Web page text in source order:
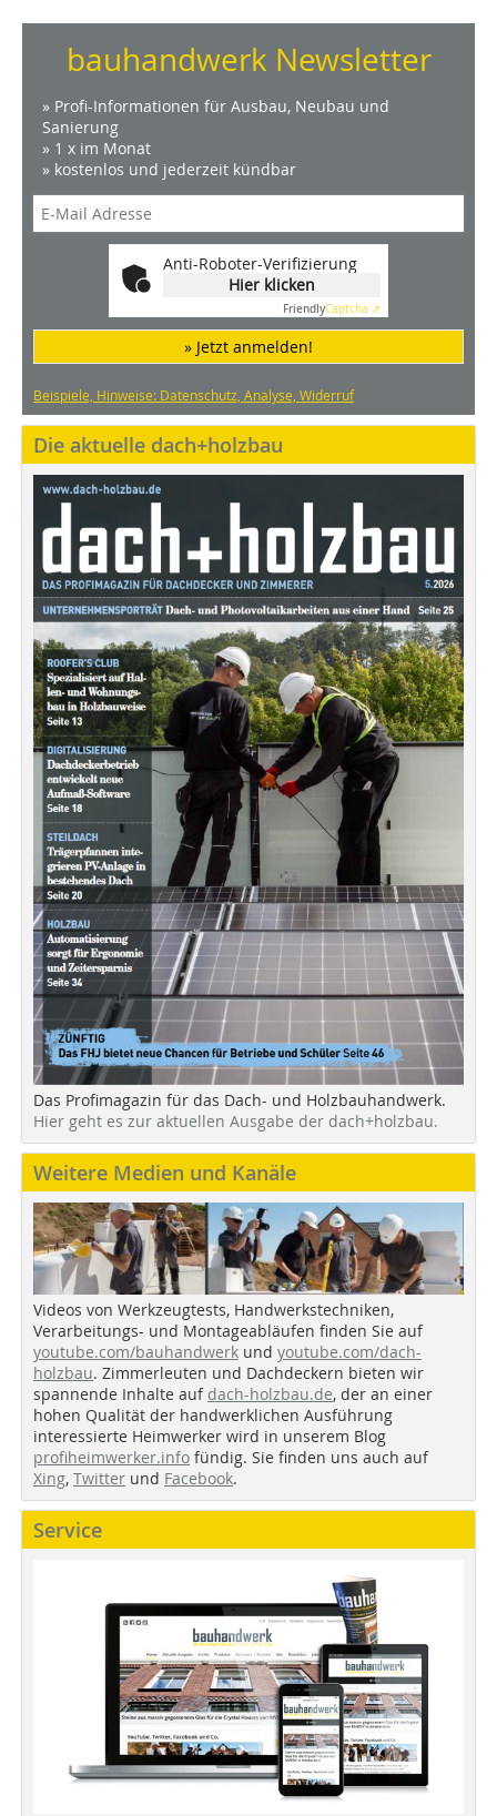
bauhandwerk Newsletter
» Profi-Informationen für Ausbau, Neubau und
Sanierung
» 1 x im Monat
» kostenlos und jederzeit kündbar
Anti-Roboter-Verifizierung
Hier klicken
FriendlyCaptcha ⇗
» Jetzt anmelden!
Beispiele, Hinweise: Datenschutz, Analyse, Widerruf
Die aktuelle dach+holzbau
Das Profimagazin für das Dach- und Holzbauhandwerk.
Hier geht es zur aktuellen Ausgabe der dach+holzbau.
Weitere Medien und Kanäle
Videos von Werkzeugtests, Handwerkstechniken,
Verarbeitungs- und Montageabläufen finden Sie auf
youtube.com/bauhandwerk und youtube.com/dach-
holzbau. Zimmerleuten und Dachdeckern bieten wir
spannende Inhalte auf dach-holzbau.de, der an einer
hohen Qualität der handwerklichen Ausführung
interessierte Heimwerker wird in unserem Blog
profiheimwerker.info fündig. Sie finden uns auch auf
Xing, Twitter und Facebook.
Service